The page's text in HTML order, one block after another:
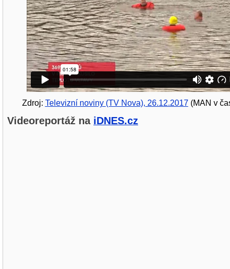
Zdroj: Televizní noviny (TV Nova), 26.12.2017(MAN v
Videoreportáž na iDNES.cz